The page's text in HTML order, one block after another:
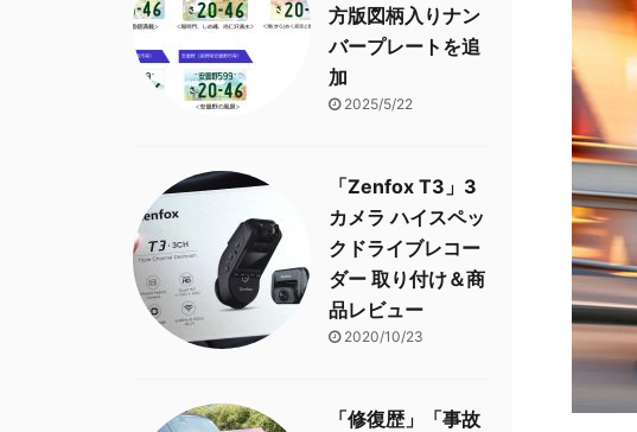
方版図柄入りナン
バープレートを追
加
2025/5/22
「Zenfox T3」3
カメラ ハイスペッ
クドライブレコー
ダー 取り付け＆商
品レビュー
2020/10/23
「修復歴」「事故